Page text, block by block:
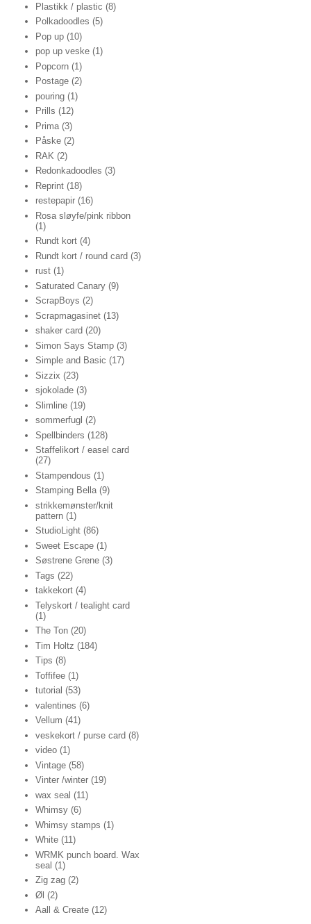
Plastikk / plastic (8)
Polkadoodles (5)
Pop up (10)
pop up veske (1)
Popcorn (1)
Postage (2)
pouring (1)
Prills (12)
Prima (3)
Påske (2)
RAK (2)
Redonkadoodles (3)
Reprint (18)
restepapir (16)
Rosa sløyfe/pink ribbon
(1)
Rundt kort (4)
Rundt kort / round card (3)
rust (1)
Saturated Canary (9)
ScrapBoys (2)
Scrapmagasinet (13)
shaker card (20)
Simon Says Stamp (3)
Simple and Basic (17)
Sizzix (23)
sjokolade (3)
Slimline (19)
sommerfugl (2)
Spellbinders (128)
Staffelikort / easel card
(27)
Stampendous (1)
Stamping Bella (9)
strikkemønster/knit
pattern (1)
StudioLight (86)
Sweet Escape (1)
Søstrene Grene (3)
Tags (22)
takkekort (4)
Telyskort / tealight card
(1)
The Ton (20)
Tim Holtz (184)
Tips (8)
Toffifee (1)
tutorial (53)
valentines (6)
Vellum (41)
veskekort / purse card (8)
video (1)
Vintage (58)
Vinter /winter (19)
wax seal (11)
Whimsy (6)
Whimsy stamps (1)
White (11)
WRMK punch board. Wax
seal (1)
Zig zag (2)
Øl (2)
Aall & Create (12)